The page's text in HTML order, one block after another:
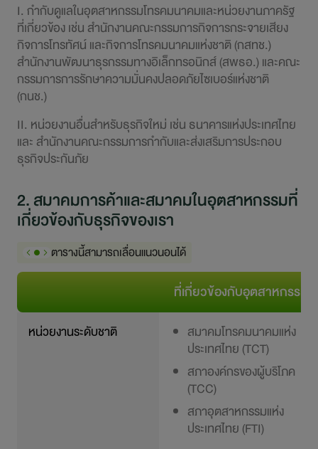
I. กำกับดูแลในอุตสาหกรรมโทรคมนาคมและหน่วยงานภาครัฐ
ที่เกี่ยวข้อง เช่น สำนักงานคณะกรรมการกิจการกระจายเสียง
กิจการโทรทัศน์ และกิจการโทรคมนาคมแห่งชาติ (กสทช.)
สำนักงานพัฒนาธุรกรรมทางอิเล็กทรอนิกส์ (สพธอ.) และคณะ
กรรมการการรักษาความมั่นคงปลอดภัยไซเบอร์แห่งชาติ
(กนช.)
II. หน่วยงานอื่นสำหรับธุรกิจใหม่ เช่น ธนาคารแห่งประเทศไทย
และ สำนักงานคณะกรรมการกำกับและส่งเสริมการประกอบ
ธุรกิจประกันภัย
2. สมาคมการค้าและสมาคมในอุตสาหกรรมที่
เกี่ยวข้องกับธุรกิจของเรา
ตารางนี้สามารถเลื่อนแนวนอนได้
ที่เกี่ยวข้องกับอุตสาหกรรม
หน่วยงานระดับชาติ
สมาคมโทรคมนาคมแห่ง
ประเทศไทย (TCT)
สภาองค์กรของผู้บริโภค
(TCC)
สภาอุตสาหกรรมแห่ง
ประเทศไทย (FTI)